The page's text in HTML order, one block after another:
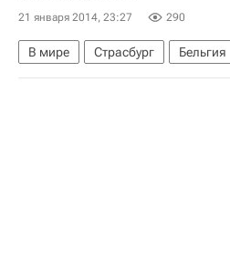
Европарламент
21 января 2014, 23:27 290
В мире Страсбург
Бельгия
Республика Ингушетия
Эльзас